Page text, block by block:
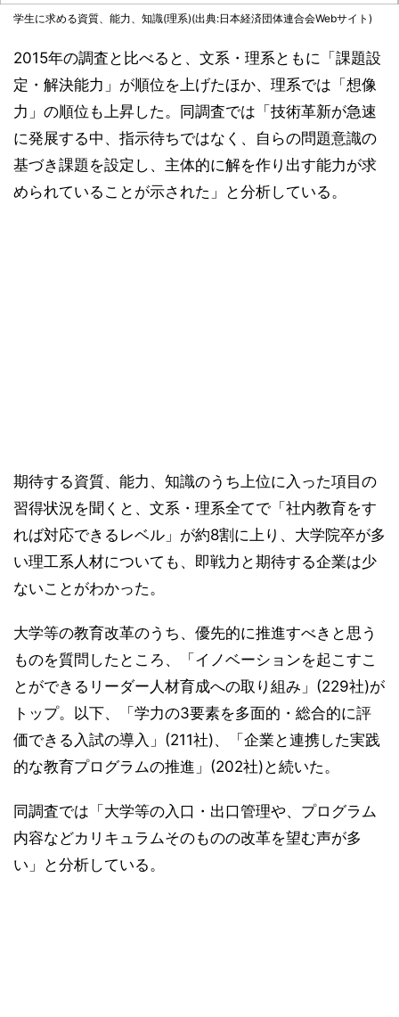
学生に求める資質、能力、知識(理系)(出典:日本経済団体連合会Webサイト)
2015年の調査と比べると、文系・理系ともに「課題設
定・解決能力」が順位を上げたほか、理系では「想像
力」の順位も上昇した。同調査では「技術革新が急速
に発展する中、指示待ちではなく、自らの問題意識の
基づき課題を設定し、主体的に解を作り出す能力が求
められていることが示された」と分析している。
期待する資質、能力、知識のうち上位に入った項目の
習得状況を聞くと、文系・理系全てで「社内教育をす
れば対応できるレベル」が約8割に上り、大学院卒が多
い理工系人材についても、即戦力と期待する企業は少
ないことがわかった。
大学等の教育改革のうち、優先的に推進すべきと思う
ものを質問したところ、「イノベーションを起こすこ
とができるリーダー人材育成への取り組み」(229社)が
トップ。以下、「学力の3要素を多面的・総合的に評
価できる入試の導入」(211社)、「企業と連携した実践
的な教育プログラムの推進」(202社)と続いた。
同調査では「大学等の入口・出口管理や、プログラム
内容などカリキュラムそのものの改革を望む声が多
い」と分析している。